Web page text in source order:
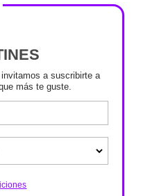
a suscribirte a
más te guste.